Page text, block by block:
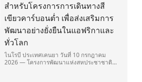
สำหรับโครงการการเดินทางสี
เขียวคาร์บอนต่ำ เพื่อส่งเสริมการ
พัฒนาอย่างยั่งยืนในแอฟริกาและ
ทั่วโลก
ไนโรบี ประเทศเคนยา วันที่ 10 กรกฎาคม
2026 — โครงการพัฒนาแห่งสหประชาชาติ